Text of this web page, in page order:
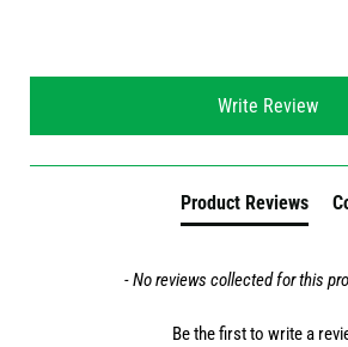
Write Review
Product Reviews
- No reviews collected for this
Be the first to write a